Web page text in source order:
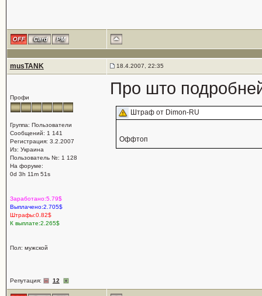
musTANK 18.4.2007, 22:35
Профи
Группа: Пользователи
Сообщений: 1 141
Регистрация: 3.2.2007
Из: Украина
Пользователь №: 1 128
На форуме:
0d 3h 11m 51s
Заработано:5.79$
Выплачено:2.705$
Штрафы:0.82$
К выплате:2.265$
Пол: мужской
Репутация: 12
Про што
Штраф от Dimon-RU
Оффтоп